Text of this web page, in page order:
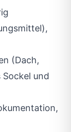
(Dach,
Sockel und